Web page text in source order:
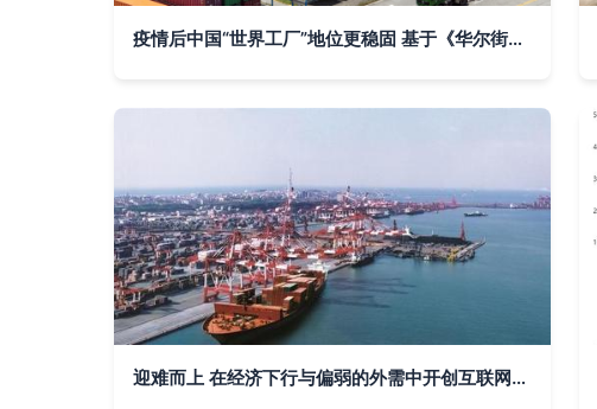
疫情后中国“世界工厂”地位更稳固 基于《华尔街日报》视角的进出口贸易分析
迎难而上 在经济下行与偏弱的外需中开创互联网信息服务新格局